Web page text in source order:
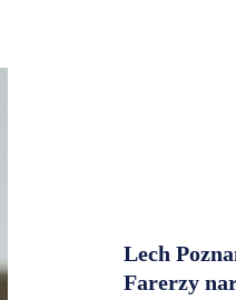
Lech
Farerzy